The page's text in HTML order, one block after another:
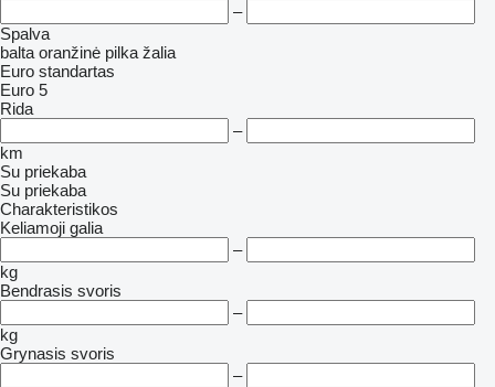
–
Spalva
balta oranžinė pilka žalia
Euro standartas
Euro 5
Rida
–
km
Su priekaba
Su priekaba
Charakteristikos
Keliamoji galia
–
kg
Bendrasis svoris
–
kg
Grynasis svoris
–